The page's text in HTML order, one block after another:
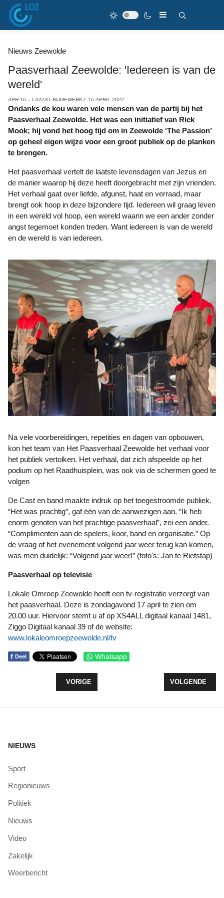
Nieuws Zeewolde
Paasverhaal Zeewolde: 'Iedereen is van de
wereld'
APR 16 LAATST BIJGEWERKT: 16 APRIL 2022
Ondanks de kou waren vele mensen van de partij bij het
Paasverhaal Zeewolde. Het was een initiatief van Rick
Mook; hij vond het hoog tijd om in Zeewolde ‘The Passion’
op geheel eigen wijze voor een groot publiek op de planken
te brengen.
Het paasverhaal vertelt de laatste levensdagen van Jezus en
de manier waarop hij deze heeft doorgebracht met zijn vrienden.
Het verhaal gaat over liefde, afgunst, haat en verraad, maar
brengt ook hoop in deze bijzondere tijd. Iedereen wil graag leven
in een wereld vol hoop, een wereld waarin we een ander zonder
angst tegemoet konden treden. Want iedereen is van de wereld
en de wereld is van iedereen.
Na vele voorbereidingen, repetities en dagen van opbouwen,
kon het team van Het Paasverhaal Zeewolde het verhaal voor
het publiek vertolken. Het verhaal, dat zich afspeelde op het
podium op het Raadhuisplein, was ook via de schermen goed te
volgen
De Cast en band maakte indruk op het toegestroomde publiek.
“Het was prachtig”, gaf één van de aanwezigen aan. “Ik heb
enorm genoten van het prachtige paasverhaal”, zei een ander.
“Complimenten aan de spelers, koor, band en organisatie.” Op
de vraag of het evenement volgend jaar weer terug kan komen,
was men duidelijk: “Volgend jaar weer!” (foto's: Jan te Rietstap)
Paasverhaal op televisie
Lokale Omroep Zeewolde heeft een tv-registratie verzorgt van
het paasverhaal. Deze is zondagavond 17 april te zien om
20.00 uur. Hiervoor stemt u af op XS4ALL digitaal kanaal 1481,
Ziggo Digitaal kanaal 39 of de website:
www.lokaleomroepzeewolde.nl/tv
f Deel Whatsapp
VORIG ARTIKEL: KIJK "IEDEREEN IS VAN DE
VORIGE VOLGENDE
VOLGENDE
NIEUWS
Sport
Regionieuws
Politiek
Nieuws
Video
Zakelijk
Weerbericht